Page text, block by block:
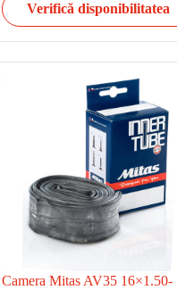
Verifică disponibilitatea
Camera Mitas AV35 16×1.50-